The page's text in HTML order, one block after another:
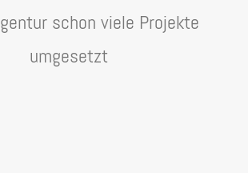
schon viele Projekte
umgesetzt